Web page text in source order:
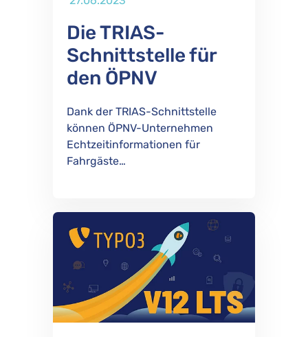
Die TRIAS-
Schnittstelle für
den ÖPNV
Dank der TRIAS-Schnittstelle
können ÖPNV-Unternehmen
Echtzeitinformationen für
Fahrgäste…